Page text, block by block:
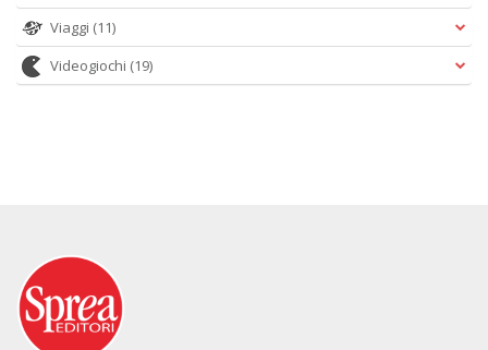
Viaggi (11)
Videogiochi (19)